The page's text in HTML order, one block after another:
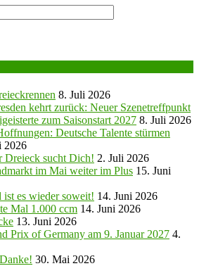
8. Juli 2026
kehrt zurück: Neuer Szenetreffpunkt
zum Saisonstart 2027 8. Juli 2026
Deutsche Talente stürmen
2026
Dreieck sucht Dich! 2. Juli 2026
im Mai weiter im Plus 15. Juni
es wieder soweit! 14. Juni 2026
Mal 1.000 ccm 14. Juni 2026
13. Juni 2026
Prix of Germany am 9. Januar 2027 4.
30. Mai 2026